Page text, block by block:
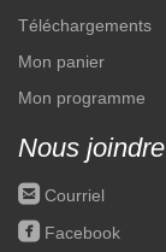
Téléchargements
Mon panier
Mon programme
Nous joindre
roundedemail Courriel
roundedfacebook Facebook